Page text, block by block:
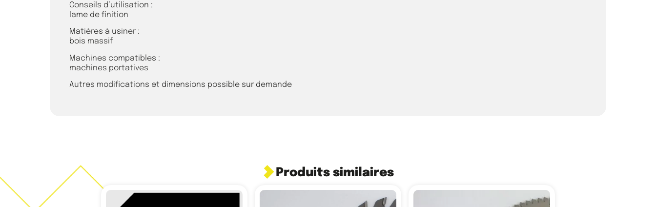
Conseils d’utilisation :
lame de finition
Matières à usiner :
bois massif
Machines compatibles :
machines portatives
Autres modifications et dimensions possible sur demande
Produits similaires